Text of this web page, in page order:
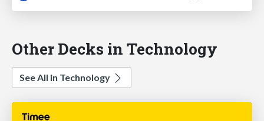
Other Decks in Technology
See All in Technology